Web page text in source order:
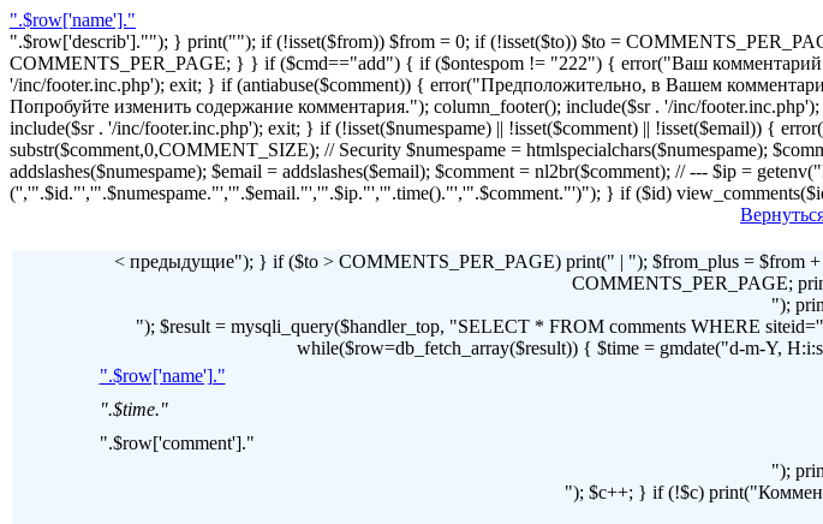
".$row['name']."
".$row['describ'].""); } print(""); if (!isset($from)) $from = 0; if (!isset($to)) $to =
COMMENTS_PER_PAGE; } } if ($cmd=="add") { if ($ontespom != "222") { error("Ваш комментарий
'/inc/footer.inc.php'); exit; } if (antiabuse($comment)) { error("Предположительно, в Вашем
Попробуйте изменить содержание комментария."); column_footer(); include($sr . '/inc/
include($sr . '/inc/footer.inc.php'); exit; } if (!isset($numespame) || !isset($comment) || !isset($email)) {
substr($comment,0,COMMENT_SIZE); // Security $numespame = htmlspecialchars($numespame);
addslashes($numespame); $email = addslashes($email); $comment = nl2br($comment); // --- $ip =
('','".$id."','".$numespame."','".$email."','".$ip."','".time()."','".$comment."')"); } if ($id)
< предыдущие"); } if ($to > COMMENTS_PER_PAGE) print(" | "); $from_plus = $from
COMMENTS_PER_PAGE;
");
"); $result = mysqli_query($handler_top, "SELECT * FROM comments WHERE
while($row=db_fetch_array($result)) { $time = gmdate("d-m-Y,
".$row['name']."
".$time."
".$row['comment']."
");
"); $c++; } if (!$c)